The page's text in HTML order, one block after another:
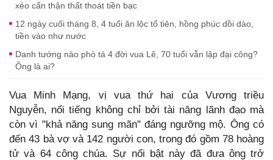
xẻo cẩn thận thất thoát tiền bạc
12 ngày cuối tháng 8, 4 tuổi ăn lộc tổ tiên, hồng phúc dồi dào,
tiền vào như nước
Danh tướng nào phò tá 4 đời vua Lê, 70 tuổi vẫn lập đại công?
Ông là ai?
Vua Minh Mạng, vị vua thứ hai của Vương triều
Nguyễn, nổi tiếng không chỉ bởi tài năng lãnh đạo mà
còn vì "khả năng sung mãn" đáng ngưỡng mộ. Ông có
đến 43 bà vợ và 142 người con, trong đó gồm 78 hoàng
tử và 64 công chúa. Sự nổi bật này đã đưa ông trở